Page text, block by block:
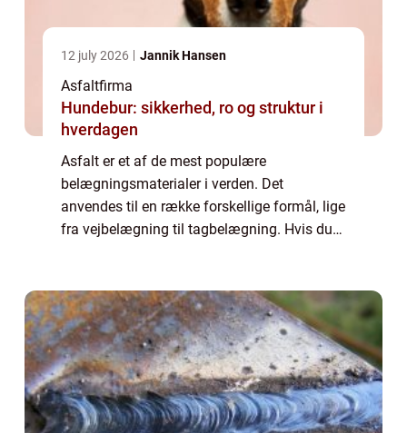
12 july 2026 Jannik Hansen
Asfaltfirma
Hundebur: sikkerhed, ro og struktur i
hverdagen
Asfalt er et af de mest populære
belægningsmaterialer i verden. Det
anvendes til en række forskellige formål, lige
fra vejbelægning til tagbelægning. Hvis du
de o...